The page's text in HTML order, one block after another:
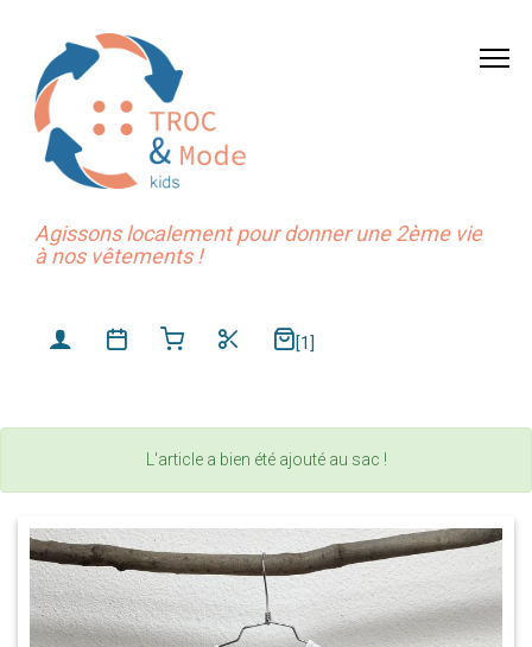
Agissons localement pour donner une 2ème vie
à nos vêtements !
[1]
L'article a bien été ajouté au sac !